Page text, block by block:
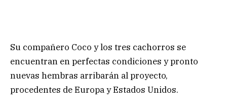
Su compañero Coco y los tres cachorros se
encuentran en perfectas condiciones y pronto
nuevas hembras arribarán al proyecto,
procedentes de Europa y Estados Unidos.